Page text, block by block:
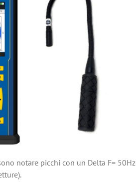
notare picchi con un Delta F= 50Hz